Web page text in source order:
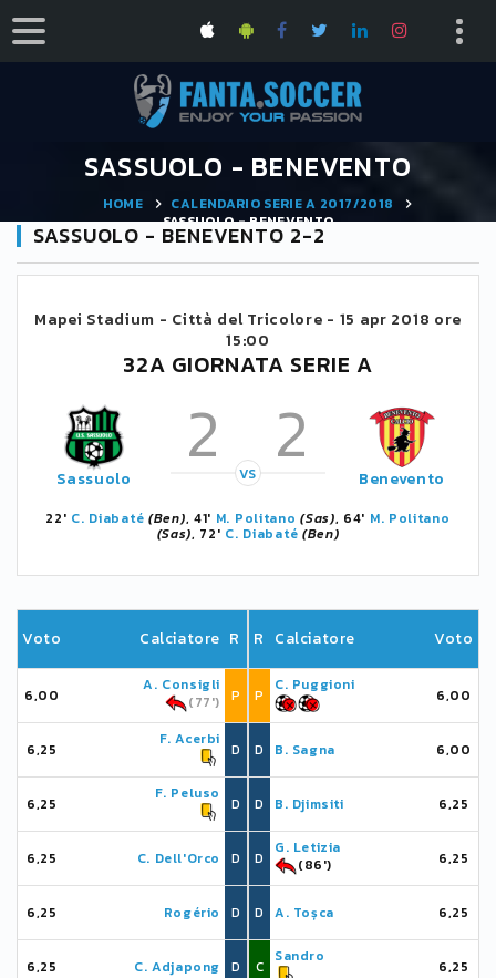
SASSUOLO - BENEVENTO
HOME
CALENDARIO SERIE A 2017/2018
SASSUOLO - BENEVENTO
SASSUOLO - BENEVENTO 2-2
Mapei Stadium - Città del Tricolore - 15 apr 2018 ore
15:00
32A GIORNATA SERIE A
Sassuolo 2 2
VS Benevento
22' C. Diabaté (Ben), 41' M. Politano (Sas), 64' M. Politano
(Sas), 72' C. Diabaté (Ben)
Voto Calciatore R
6,00
A. Consigli
(77')
P
6,25
F. Acerbi
D
6,25
F. Peluso
D
6,25 C. Dell'Orco D
6,25 Rogério D
6,25 C. Adjapong D
R Calciatore Voto
P
C. Puggioni
6,00
D B. Sagna 6,00
D B. Djimsiti 6,25
D
G. Letizia
(86')
6,25
D A. Toșca 6,25
C
Sandro
6,25